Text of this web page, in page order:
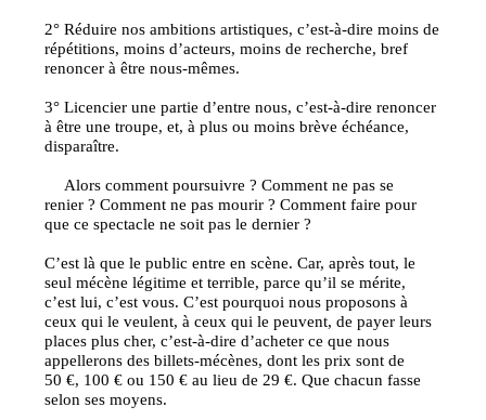
2° Réduire nos ambitions artistiques, c’est-à-dire moins de
répétitions, moins d’acteurs, moins de recherche, bref
renoncer à être nous-mêmes.
3° Licencier une partie d’entre nous, c’est-à-dire renoncer
à être une troupe, et, à plus ou moins brève échéance,
disparaître.
Alors comment poursuivre ? Comment ne pas se
renier ? Comment ne pas mourir ? Comment faire pour
que ce spectacle ne soit pas le dernier ?
C’est là que le public entre en scène. Car, après tout, le
seul mécène légitime et terrible, parce qu’il se mérite,
c’est lui, c’est vous. C’est pourquoi nous proposons à
ceux qui le veulent, à ceux qui le peuvent, de payer leurs
places plus cher, c’est-à-dire d’acheter ce que nous
appellerons des billets-mécènes, dont les prix sont de
50 €, 100 € ou 150 € au lieu de 29 €. Que chacun fasse
selon ses moyens.